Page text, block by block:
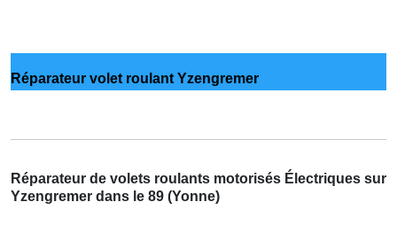
Réparateur volet roulant Yzengremer
Réparateur de volets roulants motorisés Électriques sur
Yzengremer dans le 89 (Yonne)